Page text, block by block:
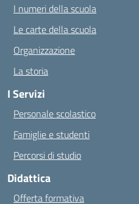
I numeri della scuola
Le carte della scuola
Organizzazione
La storia
I Servizi
Personale scolastico
Famiglie e studenti
Percorsi di studio
Didattica
Offerta formativa